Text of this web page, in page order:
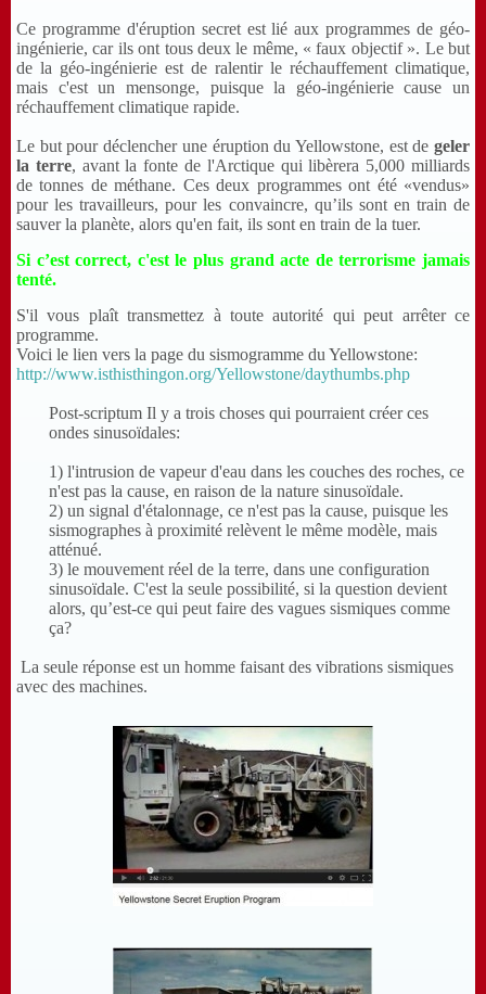
Ce programme d'éruption secret est lié aux programmes de géo-
ingénierie, car ils ont tous deux le même, « faux objectif ». Le but
de la géo-ingénierie est de ralentir le réchauffement climatique,
mais c'est un mensonge, puisque la géo-ingénierie cause un
réchauffement climatique rapide.
Le but pour déclencher une éruption du Yellowstone, est de geler
la terre, avant la fonte de l'Arctique qui libèrera 5,000 milliards
de tonnes de méthane. Ces deux programmes ont été «vendus»
pour les travailleurs, pour les convaincre, qu’ils sont en train de
sauver la planète, alors qu'en fait, ils sont en train de la tuer.
Si c’est correct, c'est le plus grand acte de terrorisme jamais
tenté.
S'il vous plaît transmettez à toute autorité qui peut arrêter ce
programme.
Voici le lien vers la page du sismogramme du Yellowstone:
http://www.isthisthingon.org/Yellowstone/daythumbs.php
Post-scriptum Il y a trois choses qui pourraient créer ces
ondes sinusoïdales:
1) l'intrusion de vapeur d'eau dans les couches des roches, ce
n'est pas la cause, en raison de la nature sinusoïdale.
2) un signal d'étalonnage, ce n'est pas la cause, puisque les
sismographes à proximité relèvent le même modèle, mais
atténué.
3) le mouvement réel de la terre, dans une configuration
sinusoïdale. C'est la seule possibilité, si la question devient
alors, qu’est-ce qui peut faire des vagues sismiques comme
ça?
La seule réponse est un homme faisant des vibrations sismiques
avec des machines.